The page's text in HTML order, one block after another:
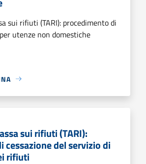
sui rifiuti (TARI): procedimento di
utenze non domestiche
sui rifiuti (TARI):
cessazione del servizio di
rifiuti